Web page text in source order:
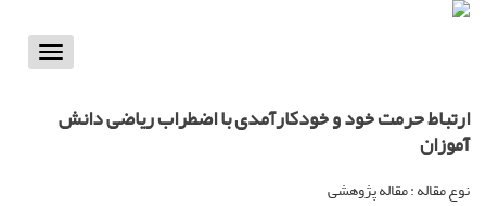
Toggle
ارتباط حرمت خود و خودکارآمدی با اضطراب ریاضی دانش
آموزان
نوع مقاله : مقاله پژوهشی